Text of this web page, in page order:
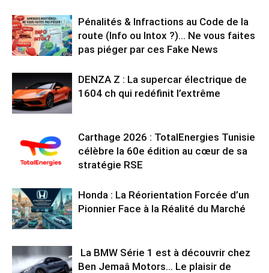
Pénalités & Infractions au Code de la
route (Info ou Intox ?)… Ne vous faites
pas piéger par ces Fake News
DENZA Z : La supercar électrique de
1604 ch qui redéfinit l’extrême
Carthage 2026 : TotalEnergies Tunisie
célèbre la 60e édition au cœur de sa
stratégie RSE
Honda : La Réorientation Forcée d’un
Pionnier Face à la Réalité du Marché
La BMW Série 1 est à découvrir chez
Ben Jemaâ Motors… Le plaisir de